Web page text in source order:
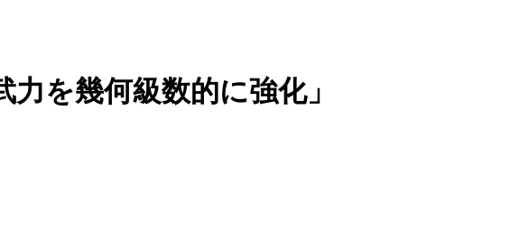
を幾何級数的に強化」